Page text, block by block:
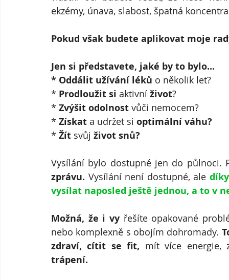
ekzémy, únava, slabost, špatná
Pokud však budete aplikovat moje
Jen si představete, jaké by to bylo...
* Oddálit užívání léků o několik let?
* Prodloužit si aktivní život?
* Zvýšit odolnost vůči nemocem?
* Získat a udržet si optimální váhu?
* Žít svůj život snů?
Vysílání bylo dostupné jen do půlnoci.
zprávu. Vysílání není dostupné, ale
vysílat naposled ještě jednou, a to v
Možná, že i vy řešíte opakované
nebo komplexně s obojím dohromady.
zdraví, cítit se fit, mít více energie,
trápení.